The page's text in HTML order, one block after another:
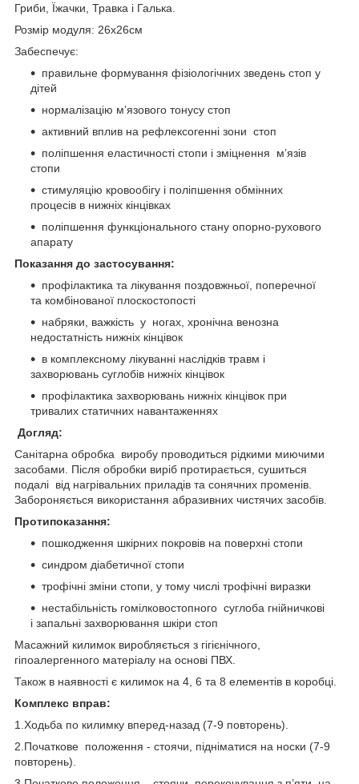
Гриби, Їжачки, Травка і Галька.
Розмір модуля: 26x26см
Забеспечує:
правильне формування фізіологічних зведень стоп у
дітей
нормалізацію м’язового тонусу стоп
активний вплив на рефлексогенні зони стоп
поліпшення еластичності стопи і зміцнення м’язів
стопи
стимуляцію кровообігу і поліпшення обмінних
процесів в нижніх кінцівках
поліпшення функціонального стану опорно-рухового
апарату
Показання до застосування:
профілактика та лікування поздовжньої, поперечної
та комбінованої плоскостопості
набряки, важкість у ногах, хронічна венозна
недостатність нижніх кінцівок
в комплексному лікуванні наслідків травм і
захворювань суглобів нижніх кінцівок
профілактика захворювань нижніх кінцівок при
тривалих статичних навантаженнях
Догляд:
Санітарна обробка виробу проводиться рідкими миючими
засобами. Після обробки виріб протирається, сушиться
подалі від нагрівальних приладів та сонячних променів.
Забороняється використання абразивних чистячих засобів.
Протипоказання:
пошкодження шкірних покровів на поверхні стопи
синдром діабетичної стопи
трофічні зміни стопи, у тому числі трофічні виразки
нестабільність гомілковостопного суглоба гнійничкові
і запальні захворювання шкіри стоп
Масажний килимок виробляється з гігієнічного,
гіпоалергенного матеріалу на основі ПВХ.
Також в наявності є килимок на 4, 6 та 8 елементів в коробці.
Комплекс вправ:
1.Ходьба по килимку вперед-назад (7-9 повторень).
2.Початкове положення - стоячи, підніматися на носки (7-9
повторень).